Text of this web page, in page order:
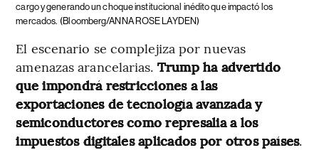
cargo y generando un choque institucional inédito que impactó los
mercados. (Bloomberg/ANNA ROSE LAYDEN)
El escenario se complejiza por nuevas
amenazas arancelarias. Trump ha advertido
que impondrá restricciones a las
exportaciones de tecnología avanzada y
semiconductores como represalia a los
impuestos digitales aplicados por otros países.